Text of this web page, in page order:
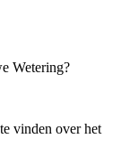
Wetering?
vinden over het